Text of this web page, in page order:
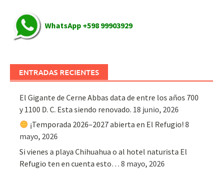
WhatsApp +598 99903929
ENTRADAS RECIENTES
El Gigante de Cerne Abbas data de entre los años 700
y 1100 D. C. Esta siendo renovado. 18 junio, 2026
¡Temporada 2026–2027 abierta en El Refugio! 8
mayo, 2026
Si vienes a playa Chihuahua o al hotel naturista El
Refugio ten en cuenta esto… 8 mayo, 2026